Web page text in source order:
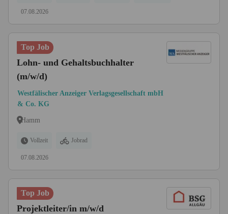
07.08.2026
Top Job
Lohn- und Gehaltsbuchhalter
(m/w/d)
Westfälischer Anzeiger Verlagsgesellschaft mbH
& Co. KG
Hamm
Vollzeit Jobrad
07.08.2026
Top Job
Projektleiter/in m/w/d